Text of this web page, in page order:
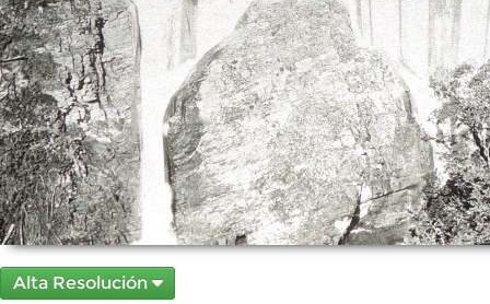
Alta Resolución